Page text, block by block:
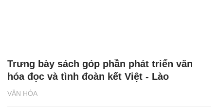
VĂN HÓA
Trưng bày sách góp phần phát triển văn
hóa đọc và tình đoàn kết Việt - Lào